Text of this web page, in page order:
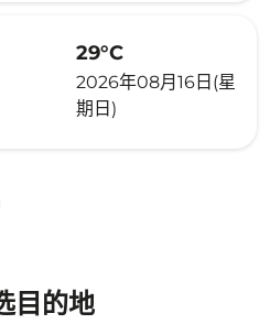
29°C
2026年08月16日(星
期日)
目的地